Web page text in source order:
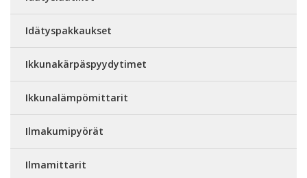
Idätyspakkaukset
Ikkunakärpäspyydytimet
Ikkunalämpömittarit
Ilmakumipyörät
Ilmamittarit